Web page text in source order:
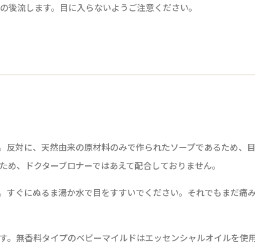
流します。目に入らないようご注意ください。
対に、天然由来の原材料のみで作られたソープであるため、
、ドクターブロナーではあえて配合しておりません。
ぐにぬるま湯か水で目をすすいでください。それでもまだ痛
無香料タイプのベビーマイルドはエッセンシャルオイルを使